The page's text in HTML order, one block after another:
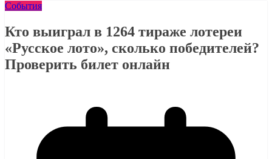
События
Кто выиграл в 1264 тираже лотереи
«Русское лото», сколько победителей?
Проверить билет онлайн